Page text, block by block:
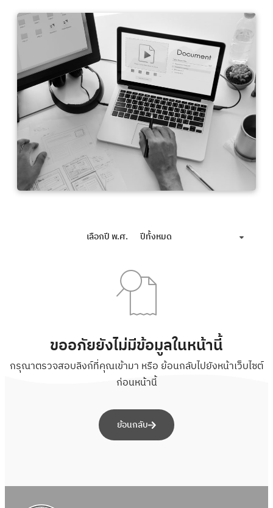
เลือกปี พ.ศ. ปีทั้งหมด
ขออภัยยังไม่มีข้อมูลในหน้านี้
กรุณาตรวจสอบลิงก์ที่คุณเข้ามา หรือ ย้อนกลับไปยังหน้าเว็บไซต์
ก่อนหน้านี้
ย้อนกลับ